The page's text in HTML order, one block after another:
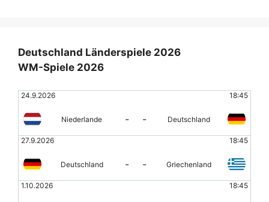
Deutschland Länderspiele 2026
WM-Spiele 2026
24.9.2026 18:45
Niederlande - - Deutschland
27.9.2026 18:45
Deutschland - - Griechenland
1.10.2026 18:45